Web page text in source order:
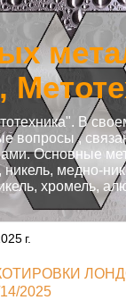
В
вопросы ,
Основные
медно-
хромель,
г.
2025